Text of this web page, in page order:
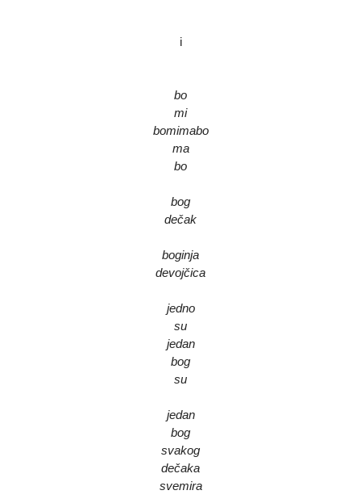
i
bo
mi
bomimabo
ma
bo
bog
dečak
boginja
devojčica
jedno
su
jedan
bog
su
jedan
bog
svakog
dečaka
svemira